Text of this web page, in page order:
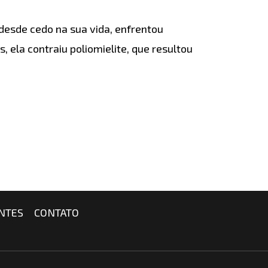
cedo na sua vida, enfrentou
ela contraiu poliomielite, que resultou
CONTATO